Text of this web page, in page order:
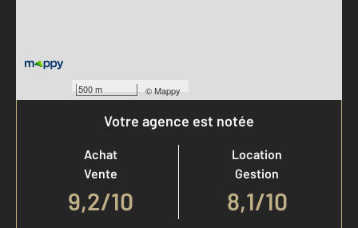
500 m ©Mappy
Votre agence est notée
Achat
Vente
9,2/10
Location
Gestion
8,1/10